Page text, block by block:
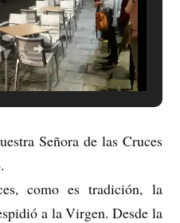
Señora de las Cruces
como es tradición, la
a la Virgen. Desde la